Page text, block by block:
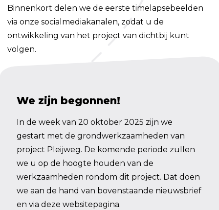
Binnenkort delen we de eerste timelapsebeelden
via onze socialmediakanalen, zodat u de
ontwikkeling van het project van dichtbij kunt
volgen.
We zijn begonnen!
In de week van 20 oktober 2025 zijn we
gestart met de grondwerkzaamheden van
project Pleijweg. De komende periode zullen
we u op de hoogte houden van de
werkzaamheden rondom dit project. Dat doen
we aan de hand van bovenstaande nieuwsbrief
en via deze websitepagina.